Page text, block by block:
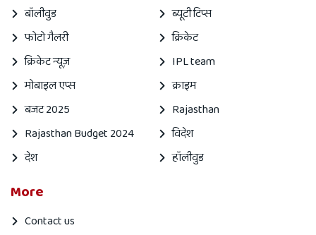
बॉलीवुड
ब्यूटी टिप्स
फोटो गैलरी
क्रिकेट
क्रिकेट न्यूज़
IPL team
मोबाइल एप्स
क्राइम
बजट 2025
Rajasthan
Rajasthan Budget 2024
विदेश
देश
हॉलीवुड
More
Contact us